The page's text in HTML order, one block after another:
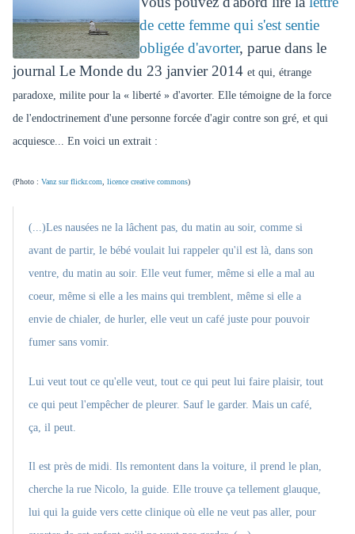
de cette femme qui s'est sentie
obligée d'avorter, parue dans le
journal Le Monde du 23 janvier 2014 et qui, étrange
paradoxe, milite pour la « liberté » d'avorter. Elle témoigne de la force
de l'endoctrinement d'une personne forcée d'agir contre son gré, et qui
acquiesce... En voici un extrait :
(Photo : Vanz sur flickr.com licence creative commons)
(...)Les nausées ne la lâchent pas, du matin au soir, comme si
avant de partir, le bébé voulait lui rappeler qu'il est là, dans son
ventre, du matin au soir. Elle veut fumer, même si elle a mal au
coeur, même si elle a les mains qui tremblent, même si elle a
envie de chialer, de hurler, elle veut un café juste pour pouvoir
fumer sans vomir.
Lui veut tout ce qu'elle veut, tout ce qui peut lui faire plaisir, tout
ce qui peut l'empêcher de pleurer. Sauf le garder. Mais un café,
ça, il peut.
Il est près de midi. Ils remontent dans la voiture, il prend le plan,
cherche la rue Nicolo, la guide. Elle trouve ça tellement glauque,
lui qui la guide vers cette clinique où elle ne veut pas aller, pour